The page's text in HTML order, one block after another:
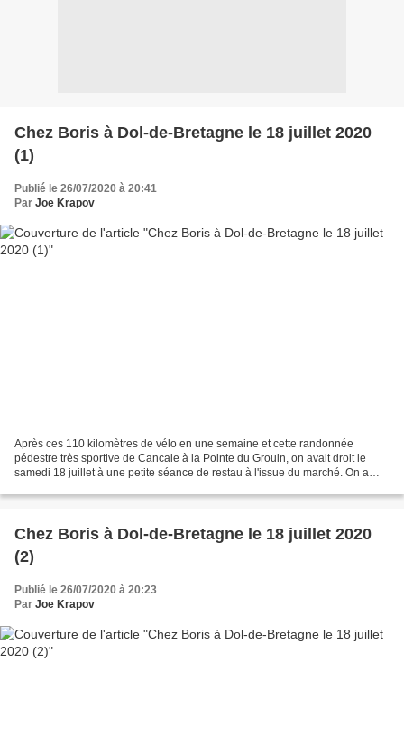
Chez Boris à Dol-de-Bretagne le 18 juillet 2020
(1)
Publié le 26/07/2020 à 20:41
Par Joe Krapov
Après ces 110 kilomètres de vélo en une semaine et cette randonnée
pédestre très sportive de Cancale à la Pointe du Grouin, on avait droit le
samedi 18 juillet à une petite séance de restau à l'issue du marché. On a
Chez Boris à Dol-de-Bretagne le 18 juillet 2020
(2)
Publié le 26/07/2020 à 20:23
Par Joe Krapov